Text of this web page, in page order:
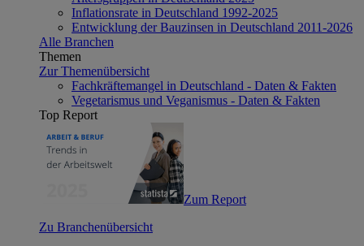
Inflationsrate in Deutschland 1992-2025
Entwicklung der Bauzinsen in Deutschland 2011-2026
Alle Branchen
Themen
Zur Themenübersicht
Fachkräftemangel in Deutschland - Daten & Fakten
Vegetarismus und Veganismus - Daten & Fakten
Top Report
Zum Report
Zu Branchenübersicht